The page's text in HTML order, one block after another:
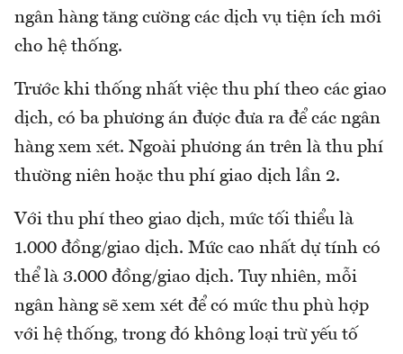
ngân hàng tăng cường các dịch vụ tiện ích mới
cho hệ thống.
Trước khi thống nhất việc thu phí theo các giao
dịch, có ba phương án được đưa ra để các ngân
hàng xem xét. Ngoài phương án trên là thu phí
thường niên hoặc thu phí giao dịch lần 2.
Với thu phí theo giao dịch, mức tối thiểu là
1.000 đồng/giao dịch. Mức cao nhất dự tính có
thể là 3.000 đồng/giao dịch. Tuy nhiên, mỗi
ngân hàng sẽ xem xét để có mức thu phù hợp
với hệ thống, trong đó không loại trừ yếu tố